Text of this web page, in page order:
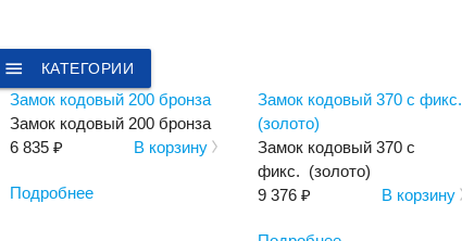
menu КАТЕГОРИИ
Замок кодовый 200 бронза
Замок кодовый 200 бронза
6 835 ₽
В корзину
Подробнее
Замок кодовый 370 с фикс.
(золото)
Замок кодовый 370 с
фикс. (золото)
9 376 ₽
В корзину